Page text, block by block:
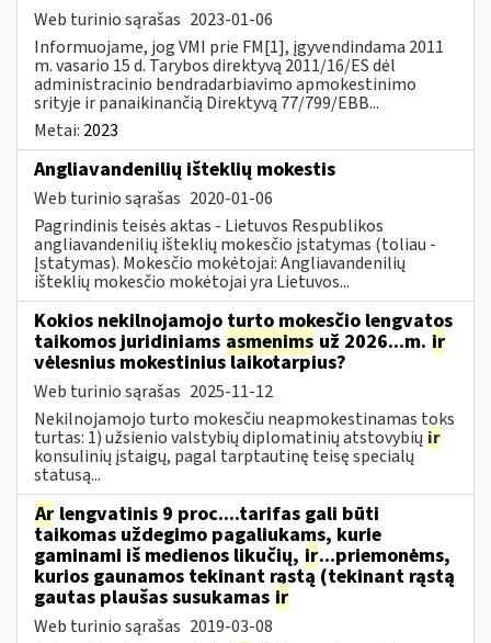
Web turinio sąrašas 2023-01-06
Informuojame, jog VMI prie FM[1], įgyvendindama 2011
m. vasario 15 d. Tarybos direktyvą 2011/16/ES dėl
administracinio bendradarbiavimo apmokestinimo
srityje ir panaikinančią Direktyvą 77/799/EBB...
Metai: 2023
Angliavandenilių išteklių mokestis
Web turinio sąrašas 2020-01-06
Pagrindinis teisės aktas - Lietuvos Respublikos
angliavandenilių išteklių mokesčio įstatymas (toliau -
Įstatymas). Mokesčio mokėtojai: Angliavandenilių
išteklių mokesčio mokėtojai yra Lietuvos...
Kokios nekilnojamojo turto mokesčio lengvatos
taikomos juridiniams asmenims už 2026...m. ir
vėlesnius mokestinius laikotarpius?
Web turinio sąrašas 2025-11-12
Nekilnojamojo turto mokesčiu neapmokestinamas toks
turtas: 1) užsienio valstybių diplomatinių atstovybių ir
konsulinių įstaigų, pagal tarptautinę teisę specialų
statusą...
Ar lengvatinis 9 proc....tarifas gali būti
taikomas uždegimo pagaliukams, kurie
gaminami iš medienos likučių, ir...priemonėms,
kurios gaunamos tekinant rąstą (tekinant rąstą
gautas plaušas susukamas ir
Web turinio sąrašas 2019-03-08